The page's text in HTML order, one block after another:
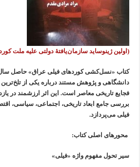
(اولین ژینوساید سازمان‌یافتۀ دولتی علیه ملت
کتاب «نسل‌کشی کوردهای فیلی عراق» حاصل
دانشگاهی و پژوهش مستند درباره یکی از
فجایع تاریخی معاصر است. این اثر ارزشمند در
بررسی جامع ابعاد تاریخی، اجتماعی، سیاسی،
فیلی می‌پردازد.
محورهای اصلی کتاب:
سیر تحول مفهوم واژه «فیلی»